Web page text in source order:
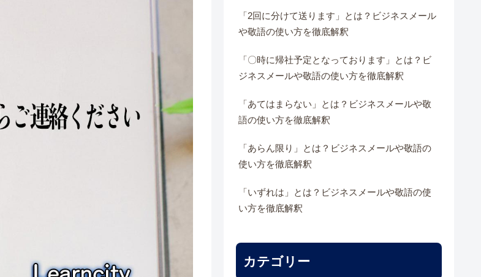
「2回に分けて送ります」とは？ビジネスメール
や敬語の使い方を徹底解釈
「〇時に帰社予定となっております」とは？ビ
ジネスメールや敬語の使い方を徹底解釈
「あてはまらない」とは？ビジネスメールや敬
語の使い方を徹底解釈
「あらん限り」とは？ビジネスメールや敬語の
使い方を徹底解釈
「いずれは」とは？ビジネスメールや敬語の使
い方を徹底解釈
カテゴリー